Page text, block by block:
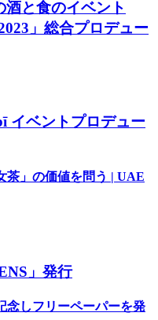
酒と食のイベント
」総合プロデュー
イベントプロデュー
茶」の価値を問う | UAE
」発行
念しフリーペーパーを発